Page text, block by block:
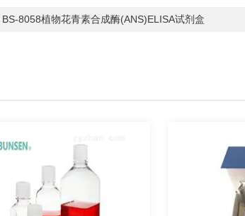
BS-8058植物花青素合成酶(ANS)ELISA试剂盒